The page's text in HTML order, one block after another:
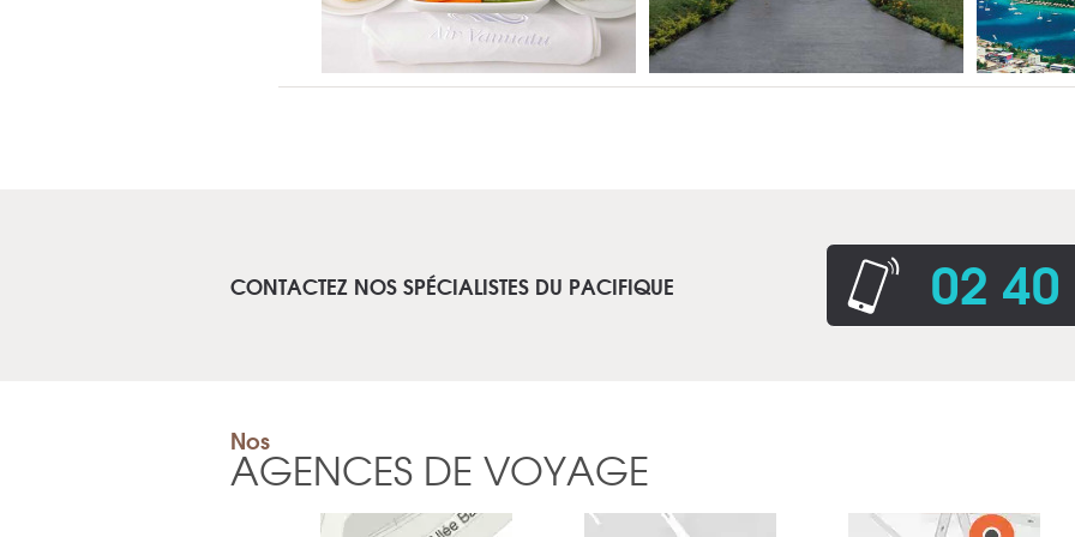
CONTACTEZ NOS SPÉCIALISTES DU PACIFIQUE 02
Nos
AGENCES DE VOYAGE